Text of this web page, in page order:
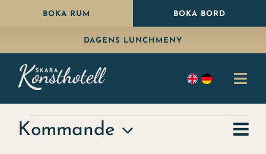
BOKA RUM BOKA BORD
DAGENS LUNCHMENY
Evenemang
Vy-
Kommande